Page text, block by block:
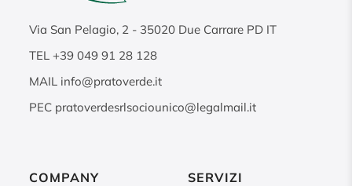
Via San Pelagio, 2 - 35020 Due Carrare PD IT
TEL+39 049 91 28 128
MAIL info@pratoverde.it
PEC pratoverdesrlsociounico@legalmail.it
COMPANY SERVIZI